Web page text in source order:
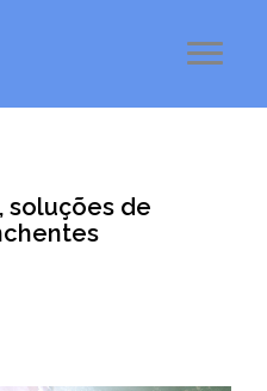
soluções de